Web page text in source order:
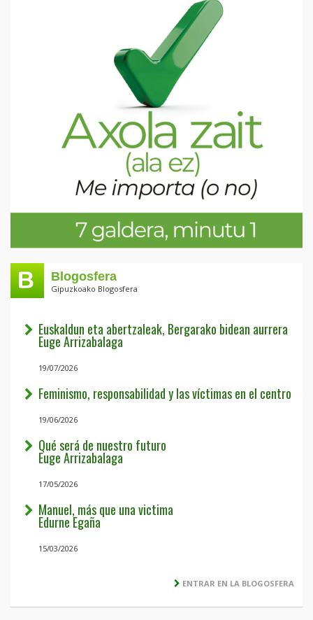
Blogosfera
Gipuzkoako Blogosfera
Euskaldun eta abertzaleak, Bergarako bidean aurrera
Euge Arrizabalaga
19/07/2026
Feminismo, responsabilidad y las víctimas en el centro
19/06/2026
Qué será de nuestro futuro
Euge Arrizabalaga
17/05/2026
Manuel, más que una victima
Edurne Egaña
15/03/2026
ENTRAR EN LA BLOGOSFERA